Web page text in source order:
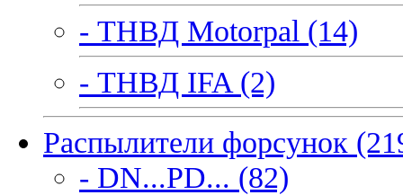
- ТНВД Motorpal (14)
- ТНВД IFA (2)
Распылители форсунок
- DN...PD... (82)